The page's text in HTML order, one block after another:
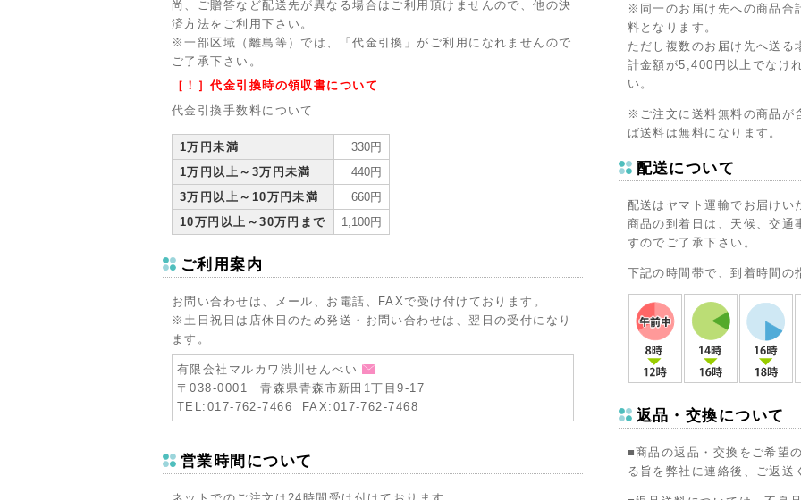
尚、ご贈答など配送先が異なる場合はご利用頂けませんので、他の決
済方法をご利用下さい。
※一部区域（離島等）では、「代金引換」がご利用になれませんので
ご了承下さい。
［！］代金引換時の領収書について
代金引換手数料について
1万円未満
330円
1万円以上～3万円未満
440円
3万円以上～10万円未満
660円
10万円以上～30万円まで
1,100円
ご利用案内
お問い合わせは、メール、お電話、FAXで受け付けております。
※土日祝日は店休日のため発送・お問い合わせは、翌日の受付になり
ます。
有限会社マルカワ渋川せんべい
〒038-0001 青森県青森市新田1丁目9-17
TEL:017-762-7466 FAX:017-762-7468
営業時間について
※同一のお届け先への商品合
料となります。
ただし複数のお届け先へ送る
計金額が5,400円以上でなけ
い。
※ご注文に送料無料の商品が
ば送料は無料になります。
配送について
配送はヤマト運輸でお届けい
商品の到着日は、天候、交通
すのでご了承下さい。
下記の時間帯で、到着時間の
返品・交換について
■商品の返品・交換をご希望
る旨を弊社に連絡後、ご返送